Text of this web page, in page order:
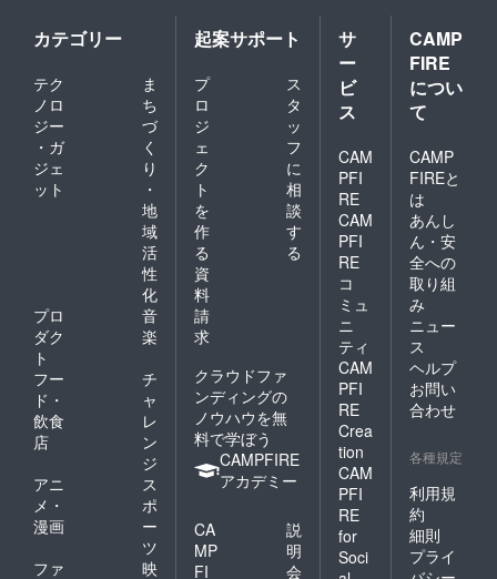
始（12
月29日
から1月
3日ま
で）
物館・
千石船
「白山
丸」展
示館】
〒
潟県佐
渡市宿
根木270
番地2
電
話番号
0259-
2604
開
館時
間：8時
30分か
ら17時
まで
（入館
30分ま
休
館日：
年末年
始（12
月29日
カテゴリー
テク
ノロ
ジー
・ガ
ジェ
ット
ま
ち
づ
く
り
・
地
域
活
性
化
プロ
ダク
ト
音
楽
フー
ド・
飲食
店
チ
ャ
レ
ン
ジ
アニ
メ・
漫画
ス
ポ
ー
ツ
ファ
映
起案サポート
プ
ロ
ジ
ェ
ク
ト
を
作
る
ス
タ
ッ
フ
に
相
談
す
る
資
料
請
求
クラウドファ
ンディングの
ノウハウを無
料で学ぼう
CAMPFIRE
アカデミー
CA
MP
FI
説
明
会
サ
ー
ビ
ス
CAM
PFI
RE
CAM
PFI
RE
コ
ミュ
ニ
ティ
CAM
PFI
RE
Crea
tion
CAM
PFI
RE
for
Soci
CAMP
FIRE
につい
て
CAMP
FIREと
は
あんし
ん・安
全への
取り組
み
ニュー
ス
ヘルプ
お問い
合わせ
各種規定
利用規
約
細則
プライ